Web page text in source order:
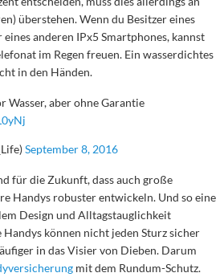
überstehen. Wenn du Besitzer eines
anderen IPx5 Smartphones, kannst
im Regen freuen. Ein wasserdichtes
in den Händen.
Wasser, aber ohne Garantie
September 8, 2016
für die Zukunft, dass auch große
Handys robuster entwickeln. Und so eine
Design und Alltagstauglichkeit
Handys können nicht jeden Sturz sicher
in das Visier von Dieben. Darum
mit dem Rundum-Schutz.